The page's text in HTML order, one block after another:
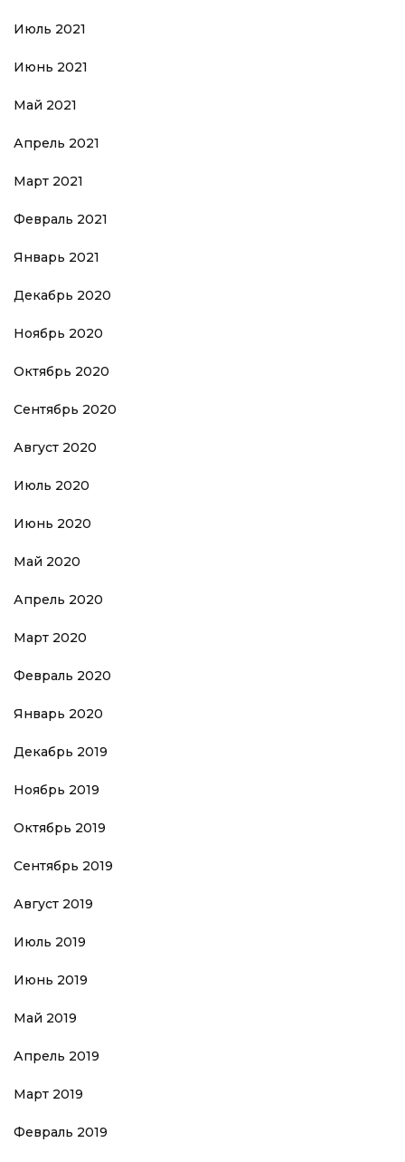
Июль 2021
Июнь 2021
Май 2021
Апрель 2021
Март 2021
Февраль 2021
Январь 2021
Декабрь 2020
Ноябрь 2020
Октябрь 2020
Сентябрь 2020
Август 2020
Июль 2020
Июнь 2020
Май 2020
Апрель 2020
Март 2020
Февраль 2020
Январь 2020
Декабрь 2019
Ноябрь 2019
Октябрь 2019
Сентябрь 2019
Август 2019
Июль 2019
Июнь 2019
Май 2019
Апрель 2019
Март 2019
Февраль 2019